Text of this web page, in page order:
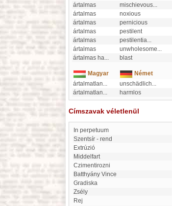
ártalmas
mischievous...
ártalmas
noxious
ártalmas
pernicious
ártalmas
pestilent
ártalmas
pestilentia...
ártalmas
unwholesome...
ártalmas ha... blast
Magyar
Német
ártalmatlan... unschädlich...
ártalmatlan... harmlos
Címszavak véletlenül
in perpetuum
Szentsír - rend
extrúzió
Middelfart
Czimentirozni
Batthyány Vince
Gradiska
Zsély
Rej